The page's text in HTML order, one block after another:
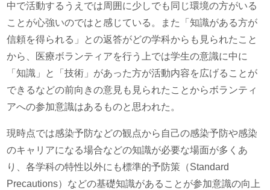
中で活動するうえでは周囲に少しでも同じ環境の方がいる
ことが心強いのではと感じている。また「知識がある方が
信頼を得られる」との返答がどの学科からも見られたこと
から、医療ボランティアを行う上では学生の意識に中に
「知識」と「技術」があった方が活動内容を広げることが
できるなどの前向きの意見も見られたことからボランティ
アへの参加意識はあるものと思われた。
現時点では感染予防などの観点から自己の感染予防や感染
のキャリアになる場合などの知識が必要な場面が多くあ
り、各学科の特性以外にも標準的予防策（Standard
Precautions）などの基礎知識があることが参加意識の向上